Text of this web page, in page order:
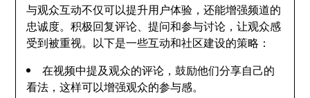
与观众互动不仅可以提升用户体验，还能增强频道的
忠诚度。积极回复评论、提问和参与讨论，让观众感
受到被重视。以下是一些互动和社区建设的策略：
在视频中提及观众的评论，鼓励他们分享自己的
看法，这样可以增强观众的参与感。